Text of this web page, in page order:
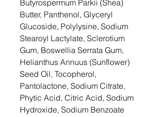
Butyrospermum Parkii (Shea)
Butter, Panthenol, Glyceryl
Glucoside, Polylysine, Sodium
Stearoyl Lactylate, Sclerotium
Gum, Boswellia Serrata Gum,
Helianthus Annuus (Sunflower)
Seed Oil, Tocopherol,
Pantolactone, Sodium Citrate,
Phytic Acid, Citric Acid, Sodium
Hydroxide, Sodium Benzoate